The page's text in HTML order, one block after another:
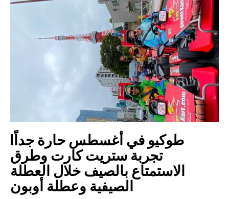
طوكيو في أغسطس حارة جداً!
تجربة ستريت كارت وطرق
الاستمتاع بالصيف خلال العطلة
الصيفية وعطلة أوبون